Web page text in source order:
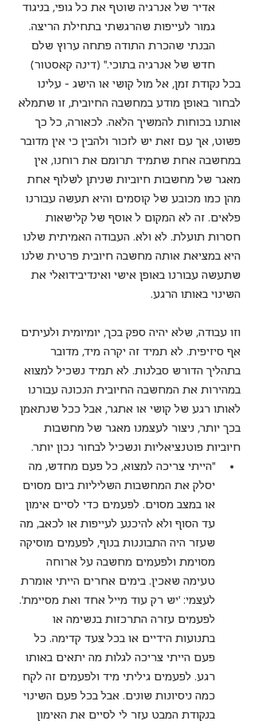
אדיר של אנרגיה שוטף את כל גופי, בניגוד
גמור לעייפות שהרגשתי בתחילת הריצה.
הבנתי שהכרת התודה פתחה ערוץ שלם
חדש של אנרגיה בתוכי." (דינה קאסטור)
בכל נקודת זמן, אל מול קושי או הישג – עלינו
לבחור באופן מודע במחשבה החיובית, זו שתמלא
אותנו בכוחות להמשיך הלאה. לכאורה, כל כך
פשוט, אך עם זאת יש לזכור ולהבין כי אין מדובר
במחשבה אחת שתמיד תרומם את רוחנו, אין
מאגר של מחשבות חיוביות שניתן לשלוף אחת
מהן כמו מכובע של קוסמים והיא תעשה עבורנו
פלאים. זה לא המקום ל אוסף של קלישאות
חסרות תועלת. לא ולא. העבודה האמיתית שלנו
היא במציאת אותה מחשבה חיובית פרטית שלנו
שתעשה עבורנו באופן אישי ואינדיבידואלי את
השינוי באותו הרגע.
וזו עבודה, שלא יהיה ספק בכך, יומיומית ולעיתים
אף סיזיפית. לא תמיד זה יקרה מיד, מדובר
בתהליך הדורש סבלנות. לא תמיד נשכיל למצוא
במהירות את המחשבה החיובית הנכונה עבורנו
לאותו רגע של קושי או אתגר, אבל ככל שנתאמן
בכך יותר, ניצור לעצמנו מאגר של מחשבות
חיוביות פוטנציאליות ונשכיל לבחור נכון יותר.
"הייתי צריכה למצוא, כל פעם מחדש, מה
יסלק את המחשבות השליליות ביום מסוים
או במצב מסוים. לפעמים כדי לסיים אימון
עד הסוף ולא להיכנע לעייפות או לכאב, מה
שעזר היה התבוננות בנוף, לפעמים מוסיקה
מסוימת ולפעמים מחשבה על ארוחה
טעימה שאכין. בימים אחרים הייתי אומרת
לעצמי: ‘יש רק עוד מייל אחד ואת מסיימת’.
לפעמים עזרה התרכזות בנשימה או
בתנועות הידיים או בכל צעד קדימה. כל
פעם הייתי צריכה לגלות מה יתאים באותו
רגע. לפעמים גיליתי מיד ולפעמים זה לקח
כמה ניסיונות שונים. אבל בכל פעם השינוי
בנקודת המבט עזר לי לסיים את האימון